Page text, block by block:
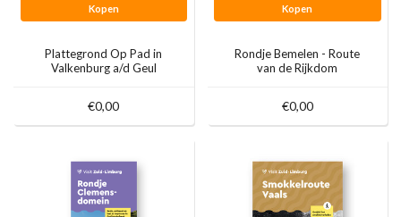
Kopen
Plattegrond Op Pad in
Valkenburg a/d Geul
€0,00
Kopen
Rondje Bemelen - Route
van de Rijkdom
€0,00